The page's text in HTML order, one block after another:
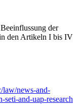
der
den Artikeln I bis IV
law/news-and-
seti-and-uap-research